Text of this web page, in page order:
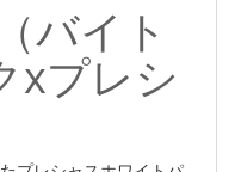
バイト
xプレシ